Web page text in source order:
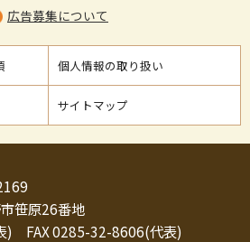
広告募集について
個人情報の取り扱い
サイトマップ
笹原26番地
) FAX 0285-32-8606(代表)